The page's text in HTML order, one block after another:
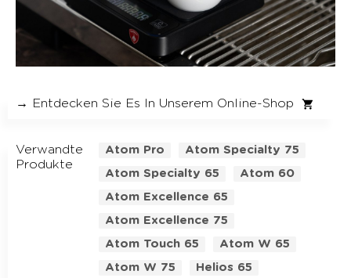
→ Entdecken Sie Es In Unserem Online-Shop
Verwandte
Produkte
Atom Pro
Atom Specialty 75
Atom Specialty 65
Atom 60
Atom Excellence 65
Atom Excellence 75
Atom Touch 65
Atom W 65
Atom W 75
Helios 65